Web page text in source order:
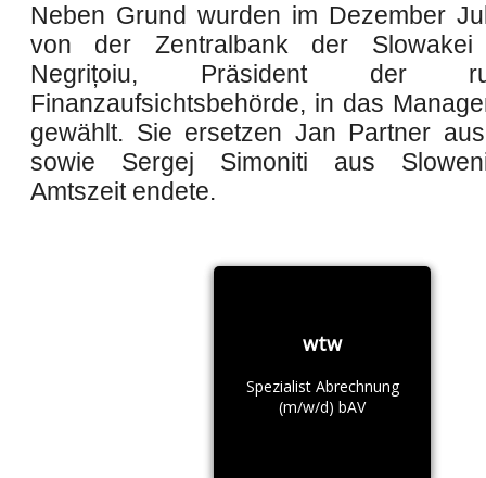
Neben Grund wurden im Dezember
von der Zentralbank der
Negrițoiu, Präsident der
Finanzaufsichtsbehörde, in das
gewählt. Sie ersetzen Jan Partner
sowie Sergej Simoniti aus
Amtszeit endete.
wtw
Spezialist Abrechnung
(m/w/d) bAV